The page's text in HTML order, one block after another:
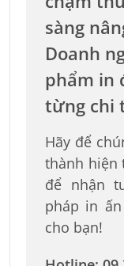
sàng
Doanh
phẩm in
từng chi
Hãy để
thành hiện
để nhận
pháp in
cho bạn!